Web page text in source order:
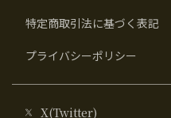
特定商取引法に基づく表記
プライバシーポリシー
X(Twitter)